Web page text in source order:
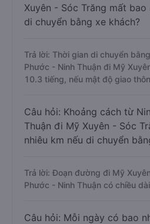
Xuyên - Sóc Trăng mất bao
di chuyển bằng xe khách?
Trả lời: Thời gian di chuyển
Phước - Ninh Thuận đi Mỹ
10.3 tiếng, nếu mật độ giao
Câu hỏi: Khoảng cách từ
Thuận đi Mỹ Xuyên - Sóc
nhiêu km nếu di chuyển
Trả lời: Đoạn đường đi Mỹ
Phước - Ninh Thuận có chiều
Câu hỏi: Mỗi ngày có bao